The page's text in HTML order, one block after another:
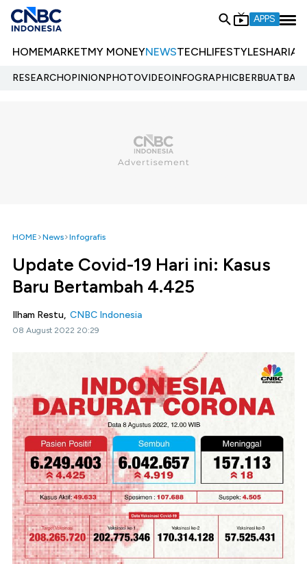
APPS
HOMEMARKETMY MONEYNEWSTECHLIFESTYLESHARIA
RESEARCHOPINIONPHOTOVIDEOINFOGRAPHIC
HOME News Infografis
Update Covid-19 Hari ini: Kasus
Baru Bertambah 4.425
Ilham Restu, CNBC Indonesia
08 August 2022 20:29